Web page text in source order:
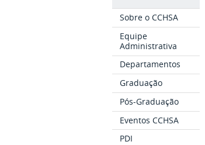
Sobre o CCHSA
Equipe
Administrativa
Departamentos
Graduação
Pós-Graduação
Eventos CCHSA
PDI